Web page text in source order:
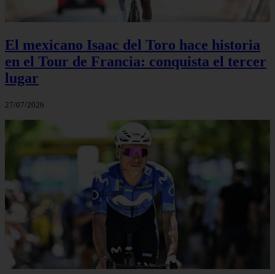
El mexicano Isaac del Toro hace historia
en el Tour de Francia: conquista el tercer
lugar
27/07/2026